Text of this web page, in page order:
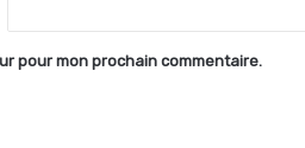
pour mon prochain commentaire.